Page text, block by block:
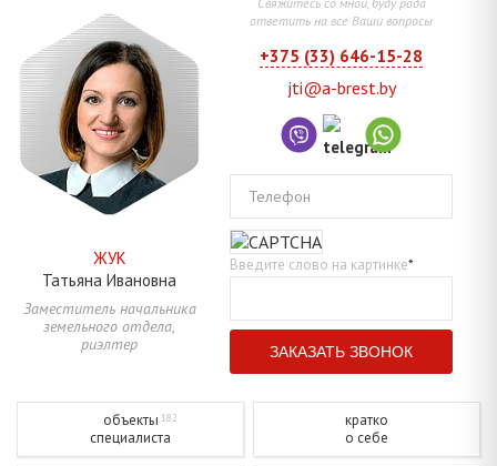
ЖУК
Татьяна Ивановна
Заместитель начальника
земельного отдела,
риэлтер
ответить на все Ваши вопросы
+375 (33) 646-15-28
jti@a-brest.by
Телефон
Введите слово на картинке*
объекты 182
специалиста
кратко
о себе